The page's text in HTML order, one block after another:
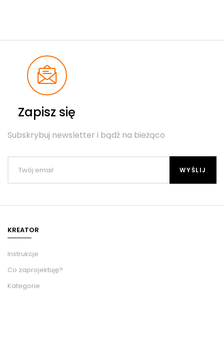
Zapisz się
Subskrybuj newsletter i bądź na bieżąco
KREATOR
Instrukcje
Co zaprojektuję?
Kategorie